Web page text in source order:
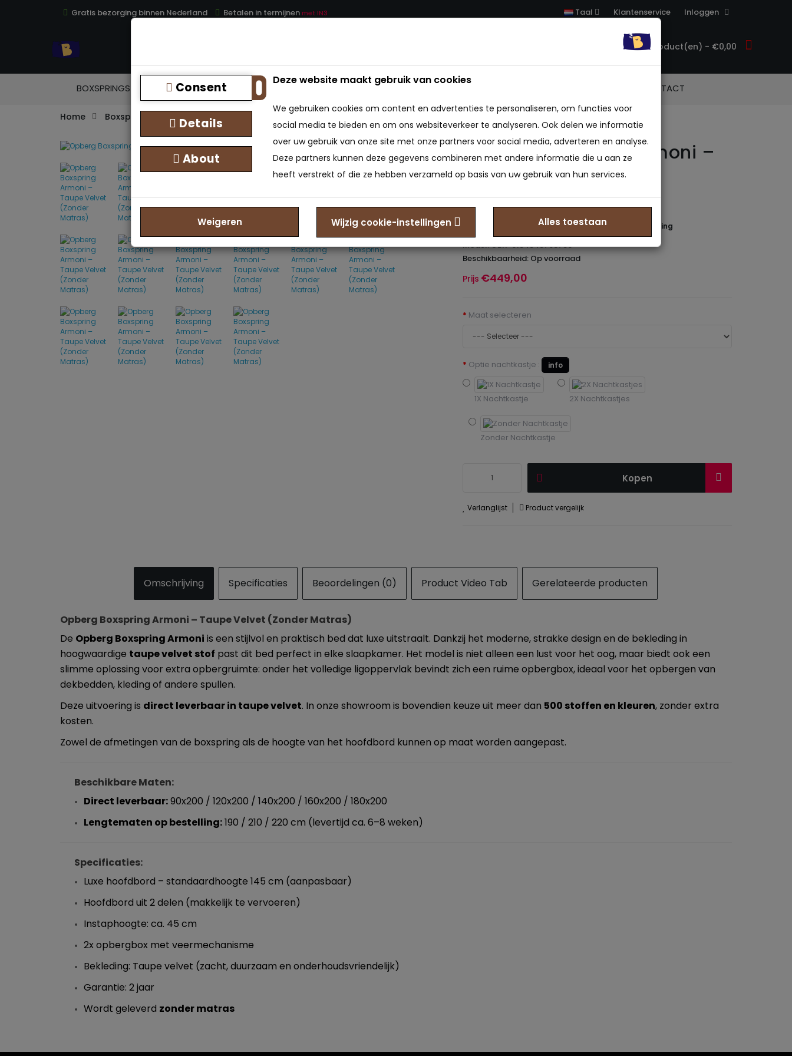
Gratis bezorging binnen Nederland Betalen in termijnenmet IN3 Taal Klantenservice Inloggen
0 product(en) - €0,00
BOXSPRINGS MATRASSEN CONTACT
Home Boxspring zonder matras Opberg Boxspring Armoni – Taupe Velvet (Zonder Matras)
Opberg Boxspring Armoni –
Taupe Velvet (Zonder
Matras)
0 beoordeling(en)/ Geef beoordeling
Model: OBX-6154545798756
Beschikbaarheid: Op voorraad
Prijs €449,00
Maat selecteren
Optie nachtkastje : info
1X Nachtkastje 2X Nachtkastjes
Zonder Nachtkastje
Kopen
Verlanglijst Product vergelijk
Omschrijving Specificaties Beoordelingen (0) Product Video Tab Gerelateerde producten
Opberg Boxspring Armoni – Taupe Velvet (Zonder Matras)
De Opberg Boxspring Armoni is een stijlvol en praktisch bed dat luxe uitstraalt. Dankzij het moderne, strakke design en de bekleding in
hoogwaardige taupe velvet stof past dit bed perfect in elke slaapkamer. Het model is niet alleen een lust voor het oog, maar biedt ook een
slimme oplossing voor extra opbergruimte: onder het volledige ligoppervlak bevindt zich een ruime opbergbox, ideaal voor het opbergen van
dekbedden, kleding of andere spullen.
Deze uitvoering is direct leverbaar in taupe velvet. In onze showroom is bovendien keuze uit meer dan 500 stoffen en kleuren, zonder extra
kosten.
Zowel de afmetingen van de boxspring als de hoogte van het hoofdbord kunnen op maat worden aangepast.
Beschikbare Maten:
Direct leverbaar:90x200 / 120x200 / 140x200 / 160x200 / 180x200
Lengtematen op bestelling:190 / 210 / 220 cm (levertijd ca. 6–8 weken)
Specificaties:
Luxe hoofdbord – standaardhoogte 145 cm (aanpasbaar)
Hoofdbord uit 2 delen (makkelijk te vervoeren)
Instaphoogte: ca. 45 cm
2x opbergbox met veermechanisme
Bekleding: Taupe velvet (zacht, duurzaam en onderhoudsvriendelijk)
Garantie: 2 jaar
Wordt geleverd zonder matras
Consent
Details
About
Deze website maakt gebruik van cookies
We gebruiken cookies om content en advertenties te personaliseren, om functies voor
social media te bieden en om ons websiteverkeer te analyseren. Ook delen we informatie
over uw gebruik van onze site met onze partners voor social media, adverteren en analyse.
Deze partners kunnen deze gegevens combineren met andere informatie die u aan ze
heeft verstrekt of die ze hebben verzameld op basis van uw gebruik van hun services.
Weigeren Wijzig cookie-instellingen Alles toestaan